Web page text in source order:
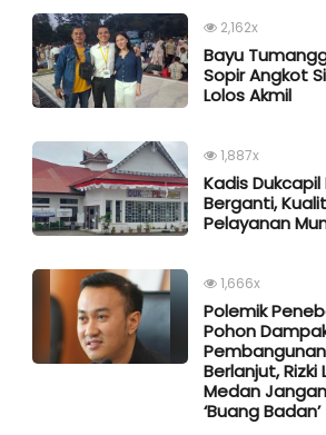
2,162x
Bayu
Sopir Angkot
Lolos Akmil
1,887x
Kadis Dukcapil
Berganti,
Pelayanan
1,666x
Polemik
Pohon
Pembangunan
Berlanjut, Rizki
Medan
‘Buang Badan’